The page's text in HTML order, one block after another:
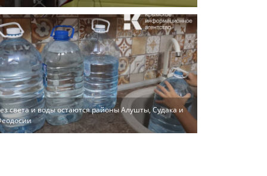
света и воды остаются районы Алушты, Судака и